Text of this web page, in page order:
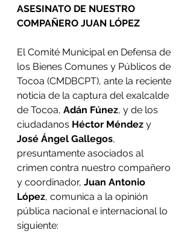
ASESINATO DE NUESTRO
COMPAÑERO JUAN LÓPEZ
El Comité Municipal en Defensa de
los Bienes Comunes y Públicos de
Tocoa (CMDBCPT), ante la reciente
noticia de la captura del exalcalde
de Tocoa, Adán Fúnez, y de los
ciudadanos Héctor Méndez y
José Ángel Gallegos,
presuntamente asociados al
crimen contra nuestro compañero
y coordinador, Juan Antonio
López, comunica a la opinión
pública nacional e internacional lo
siguiente: